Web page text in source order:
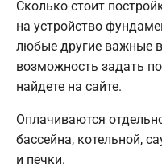
Сколько стоит
на устройство
любые другие важные
возможность задать
найдете на сайте.
Оплачиваются
бассейна, котельной,
и печки.